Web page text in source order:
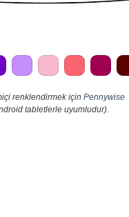
renklendirmek için Pennywise
tabletlerle uyumludur).